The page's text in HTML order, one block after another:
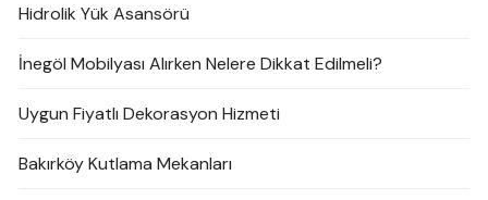
Hidrolik Yük Asansörü
İnegöl Mobilyası Alırken Nelere Dikkat Edilmeli?
Uygun Fiyatlı Dekorasyon Hizmeti
Bakırköy Kutlama Mekanları